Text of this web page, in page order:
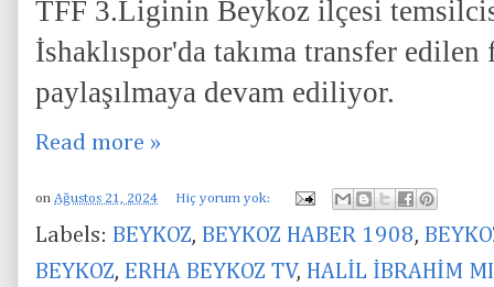
TFF 3.Liginin Beykoz ilçesi
İshaklıspor'da takıma transfer
paylaşılmaya devam ediliyor.
Read more »
on Ağustos 21, 2024 Hiç yorum yok:
Labels: BEYKOZ, BEYKOZ HABER 1908,
BEYKOZ, ERHA BEYKOZ TV, HALİL İBRAHİM